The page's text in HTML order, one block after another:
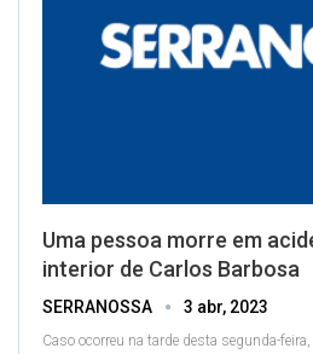
Uma pessoa morre em
interior de Carlos Barbosa
SERRANOSSA 3 abr, 2023
Caso ocorreu na tarde desta segunda-